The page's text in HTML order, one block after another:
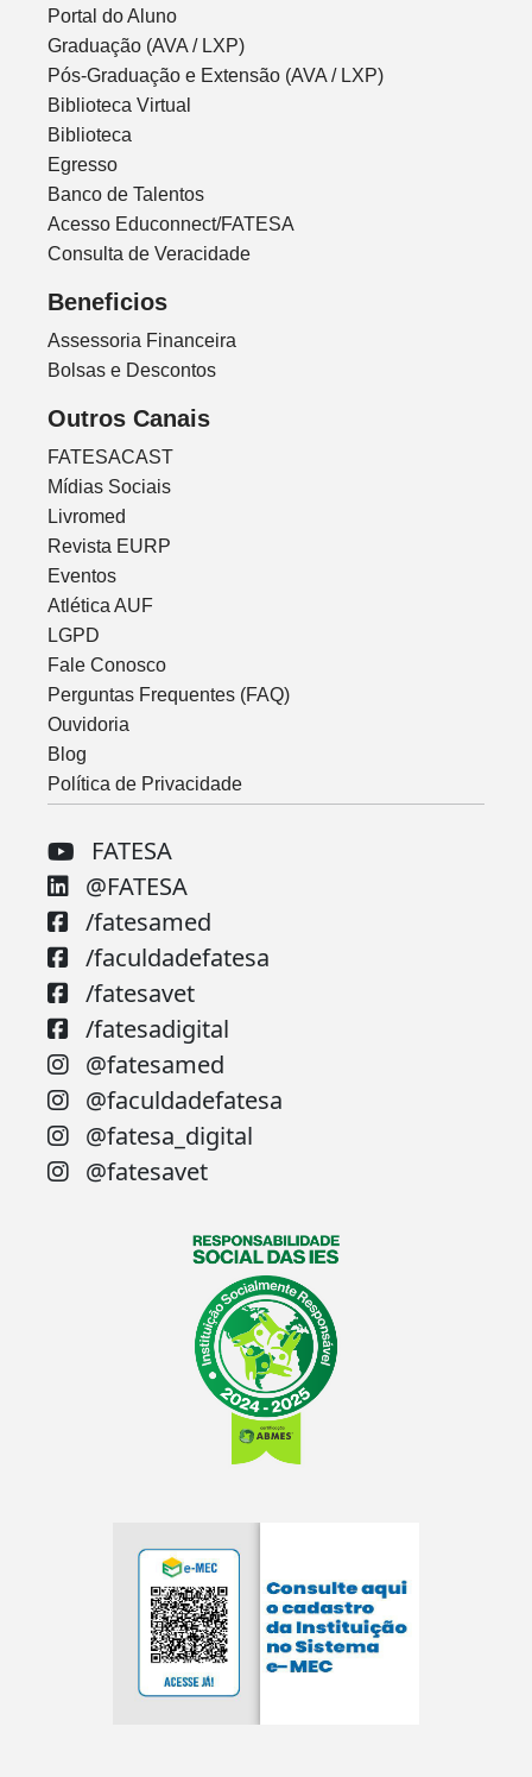
Portal do Aluno
Graduação (AVA / LXP)
Pós-Graduação e Extensão (AVA / LXP)
Biblioteca Virtual
Biblioteca
Egresso
Banco de Talentos
Acesso Educonnect/FATESA
Consulta de Veracidade
Beneficios
Assessoria Financeira
Bolsas e Descontos
Outros Canais
FATESACAST
Mídias Sociais
Livromed
Revista EURP
Eventos
Atlética AUF
LGPD
Fale Conosco
Perguntas Frequentes (FAQ)
Ouvidoria
Blog
Política de Privacidade
FATESA
@FATESA
/fatesamed
/faculdadefatesa
/fatesavet
/fatesadigital
@fatesamed
@faculdadefatesa
@fatesa_digital
@fatesavet